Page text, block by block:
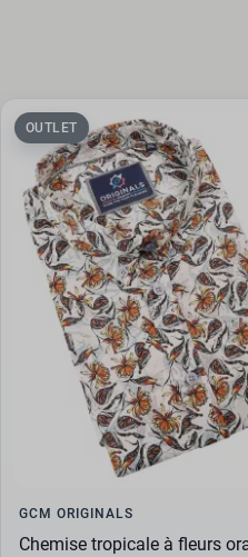
OUTLET
GCM ORIGINALS
Chemise tropicale à fleurs